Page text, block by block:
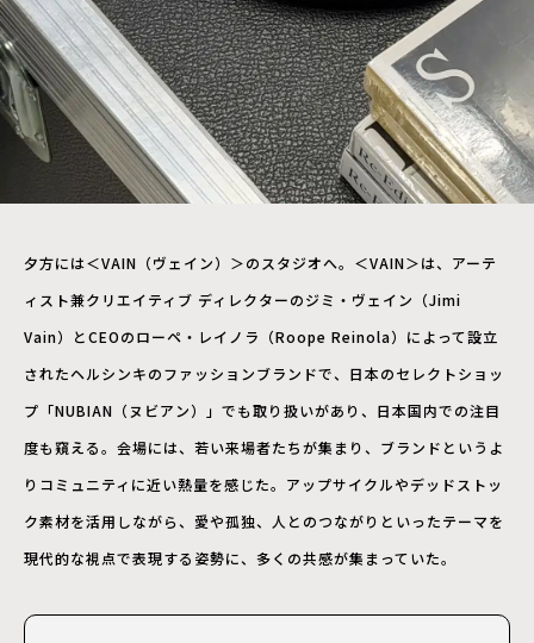
夕方には＜VAIN（ヴェイン）＞のスタジオへ。＜VAIN＞は、アーテ
ィスト兼クリエイティブ ディレクターのジミ・ヴェイン（Jimi
Vain）とCEOのローペ・レイノラ（Roope Reinola）によって設立
されたヘルシンキのファッションブランドで、日本のセレクトショッ
プ「NUBIAN（ヌビアン）」でも取り扱いがあり、日本国内での注目
度も窺える。会場には、若い来場者たちが集まり、ブランドというよ
りコミュニティに近い熱量を感じた。アップサイクルやデッドストッ
ク素材を活用しながら、愛や孤独、人とのつながりといったテーマを
現代的な視点で表現する姿勢に、多くの共感が集まっていた。